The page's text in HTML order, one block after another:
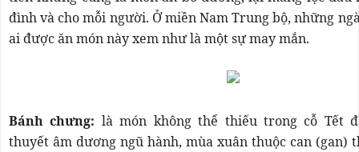
đình và cho mỗi người. Ở miền Nam Trung bộ, những
ai được ăn món này xem như là một sự may mắn.
Bánh chưng: là món không thể thiếu trong cỗ Tết
thuyết âm dương ngũ hành, mùa xuân thuộc can (gan)